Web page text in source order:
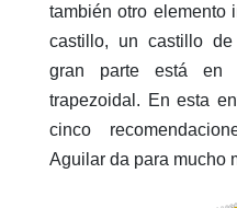
también otro elemento
castillo, un castillo
gran parte está en
trapezoidal. En esta
cinco
Aguilar da para mucho